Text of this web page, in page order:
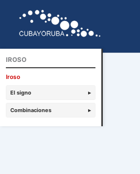
contenido
IROSO
Iroso
El signo ▸
Combinaciones ▸